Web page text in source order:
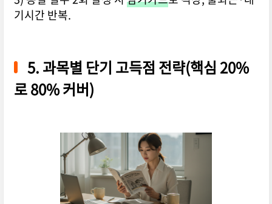
기시간 반복.
5. 과목별 단기 고득점 전략(핵심 20%
로 80% 커버)